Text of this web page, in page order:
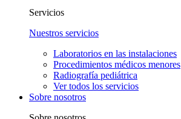
Servicios
Nuestros servicios
Laboratorios en las instalaciones
Procedimientos médicos menores
Radiografía pediátrica
Ver todos los servicios
Sobre nosotros